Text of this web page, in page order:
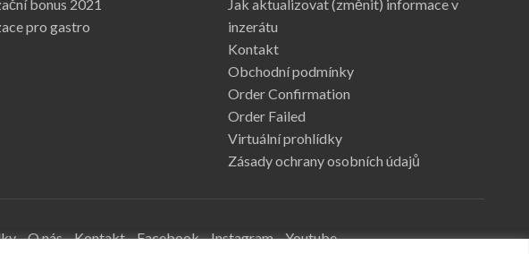
bonus 2021
pro gastro
Jak aktualizovat (změnit) informace v
inzerátu
Kontakt
Obchodní podmínky
Order Confirmation
Order Failed
Virtuální prohlídky
Zásady ochrany osobních údajů
O nás Kontakt Facebook Instagram Youtube